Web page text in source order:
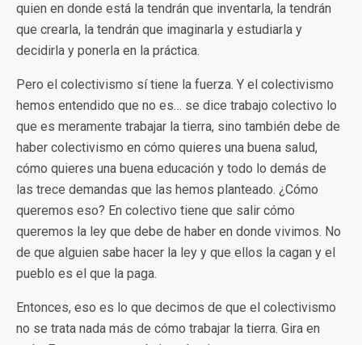
quien en donde está la tendrán que inventarla, la tendrán
que crearla, la tendrán que imaginarla y estudiarla y
decidirla y ponerla en la práctica.
Pero el colectivismo sí tiene la fuerza. Y el colectivismo
hemos entendido que no es… se dice trabajo colectivo lo
que es meramente trabajar la tierra, sino también debe de
haber colectivismo en cómo quieres una buena salud,
cómo quieres una buena educación y todo lo demás de
las trece demandas que las hemos planteado. ¿Cómo
queremos eso? En colectivo tiene que salir cómo
queremos la ley que debe de haber en donde vivimos. No
de que alguien sabe hacer la ley y que ellos la cagan y el
pueblo es el que la paga.
Entonces, eso es lo que decimos de que el colectivismo
no se trata nada más de cómo trabajar la tierra. Gira en